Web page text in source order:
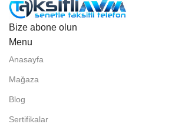
Bize abone olun
Menu
Anasayfa
Mağaza
Blog
Sertifikalar